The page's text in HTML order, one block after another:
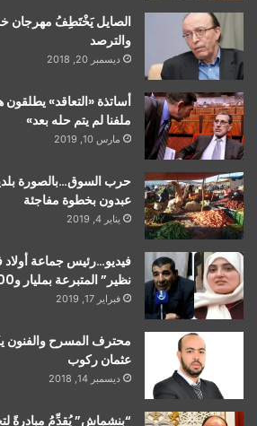
الصايل يَخْتَطِفُ مهرجان
والترصد
ديسمبر 20, 2018
أساتذة «التعاقد»
ملفنا لم يتم حله بعد»
مارس 10, 2019
حرب السوق…بالصورة
عبدون بخطوة مفاجئة
يناير 4, 2019
فيديو…رئيس جماعة
نظير” المتبرعة بمليار و300 مليون
فبراير 17, 2019
محترف المسرح والفنون
عثمان ركوب
ديسمبر 14, 2018
“بنشماش” يُقدِّمُ مبادرةً